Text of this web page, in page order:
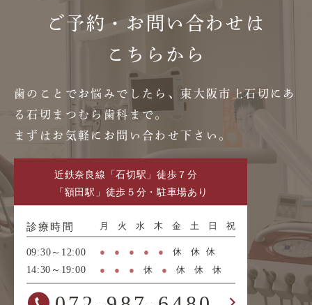
ご予約・お問い合わせは
こちらから
歯のことでお悩みでしたら、東大阪市上石切にあ
る石切まつむら歯科まで。
まずはお気軽にお問い合わせ下さい。